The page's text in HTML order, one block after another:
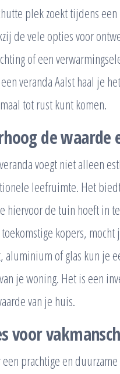
plek zoekt tijdens
de vele opties voor
of een
veranda Aalst haal je
tot rust kunt komen.
de
voegt niet alleen
leefruimte. Het
hiervoor de tuin hoeft in
kopers,
aluminium of glas kun je
je woning. Het is een
van je huis.
voor
een prachtige en